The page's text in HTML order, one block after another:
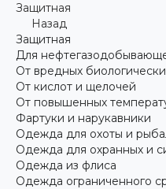
Защитная
Назад
Защитная
Для
От вредных
От кислот и щелочей
От повышенных
Фартуки и нарукавники
Одежда для охоты и
Одежда для охранных и
Одежда из флиса
Одежда ограниченного